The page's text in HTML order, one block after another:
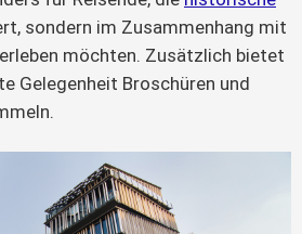
sondern im Zusammenhang mit
möchten. Zusätzlich bietet
Gelegenheit Broschüren und